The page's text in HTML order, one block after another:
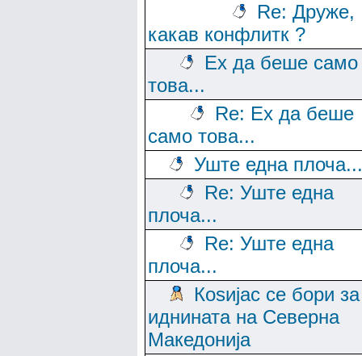
Re: Друже,
какав конфлитк ?
Ех да беше само
това...
Re: Ех да беше
само това...
Уште една плоча...
Re: Уште една
плоча...
Re: Уште една
плоча...
Коѕијас се бори за
иднината на Северна
Македонија